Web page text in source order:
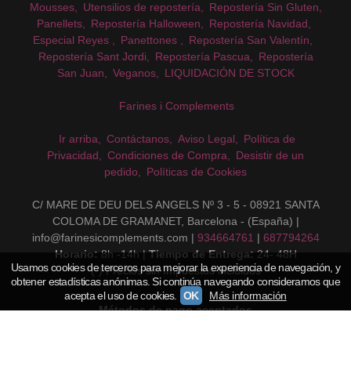
Mousses
Utensilios de repostería
Repostería Sin Gluten
Panellets
Repostería Halloween
Repostería Navidad
Especial Reyes
Panettones
Repostería San Valentín
Repostería Sant Jordi
Repostería Pascua
Repostería
San Juan
Veganos LIQUIDACIÓN DE STOCK
Farines i Complements
Ir arriba Contáctanos Aviso Legal
Política de
Privacidad
Condiciones de Compra
Desistir de un
pedido
Políticas de Cookies
C/ MARE DE DEU DELS ANGELS Nº 3 - 5 - 08921 SANTA
COLOMA DE GRAMANET, Barcelona - (España) |
info@farinesicomplements.com | 934664761 | 687794264
Horario: 8h -14h | Tiempo de Entrega: 24- 48H
(*) Precios sin Impuestos incluidos
Métodos de pago aceptados
Usamos cookies de terceros para mejorar la experiencia de navegación, y
obtener estadísticas anónimas. Si continúa navegando consideramos que
acepta el uso de cookies.
OK Más información